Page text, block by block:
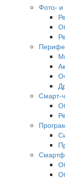
Фото- и
Смарт-